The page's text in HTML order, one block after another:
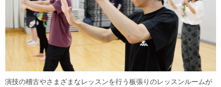
演技の稽古やさまざまなレッスンを行う板張りのレッスンルームが